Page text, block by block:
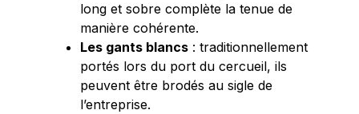
long et sobre complète la tenue de
manière cohérente.
Les gants blancs : traditionnellement
portés lors du port du cercueil, ils
peuvent être brodés au sigle de
l’entreprise.